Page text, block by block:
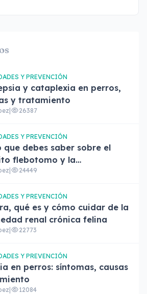
Y PREVENCIÓN
y cataplexia en perros,
y tratamiento
26387
Y PREVENCIÓN
que debes saber sobre el
flebotomo y la
24449
Y PREVENCIÓN
qué es y cómo cuidar de la
renal crónica felina
22773
Y PREVENCIÓN
en perros: síntomas, causas
12084